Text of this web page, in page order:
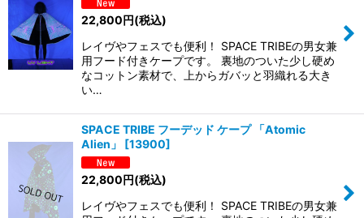
22,800円(税込)
レイヴやフェスでも便利！ SPACE TRIBEの男女兼
用フード付きケープです。 裏地のついた少し硬め
なコットン素材で、上からガバッと羽織れる大き
い…
SPACE TRIBE フーデッド ケープ 「Atomic
Alien」
[13900]
22,800円(税込)
レイヴやフェスでも便利！ SPACE TRIBEの男女兼